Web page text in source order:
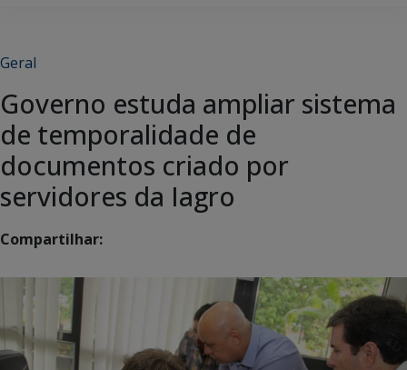
Geral
Governo estuda ampliar sistema
de temporalidade de
documentos criado por
servidores da Iagro
Compartilhar: